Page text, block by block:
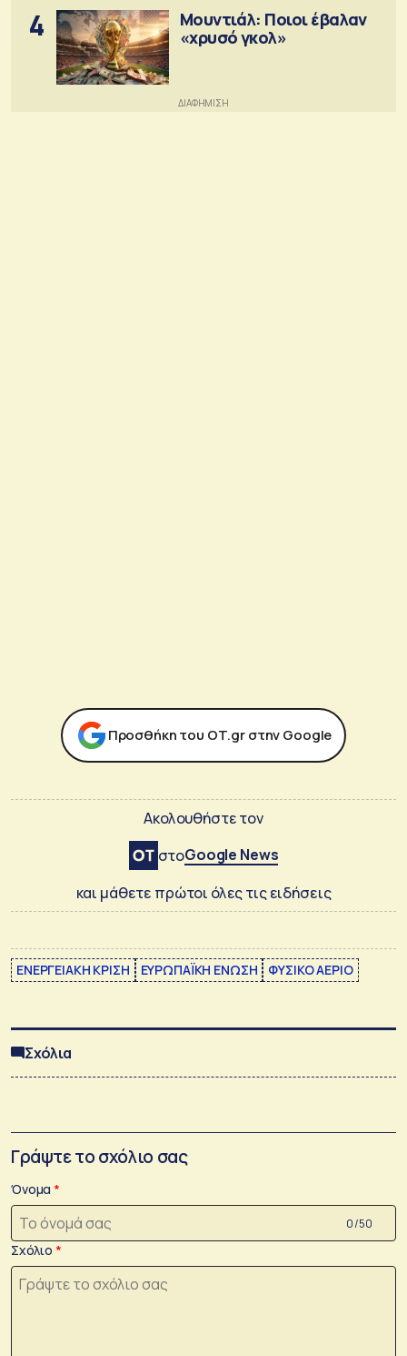
4
Μουντιάλ: Ποιοι έβαλαν
«χρυσό γκολ»
Προσθήκη του ΟΤ.gr στην Google
Ακολουθήστε τον
στοGoogle News
και μάθετε πρώτοι όλες τις ειδήσεις
ΕΝΕΡΓΕΙΑΚΗ ΚΡΙΣΗ ΕΥΡΩΠΑΪΚΗ ΕΝΩΣΗ ΦΥΣΙΚΟ ΑΕΡΙΟ
Σχόλια
Γράψτε το σχόλιο σας
Όνομα
0 /50
Σχόλιο